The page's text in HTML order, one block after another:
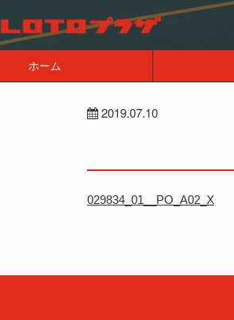
ホーム
2019.07.10
029834_01__PO_A02_X